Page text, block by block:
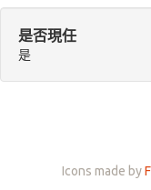
是否現任
是
Icons made by